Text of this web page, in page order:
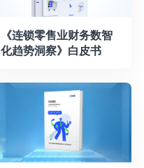
《连锁零售业财务数智
化趋势洞察》白皮书